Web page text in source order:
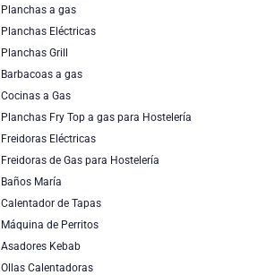
Planchas a gas
Planchas Eléctricas
Planchas Grill
Barbacoas a gas
Cocinas a Gas
Planchas Fry Top a gas para Hostelería
Freidoras Eléctricas
Freidoras de Gas para Hostelería
Baños María
Calentador de Tapas
Máquina de Perritos
Asadores Kebab
Ollas Calentadoras